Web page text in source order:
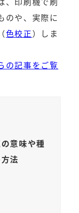
のや、実際に
色校正）しま
の記事をご覧
意味や種
法